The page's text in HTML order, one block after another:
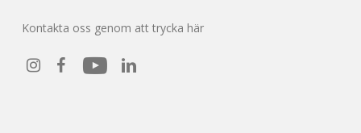
Kontakta oss genom att trycka här